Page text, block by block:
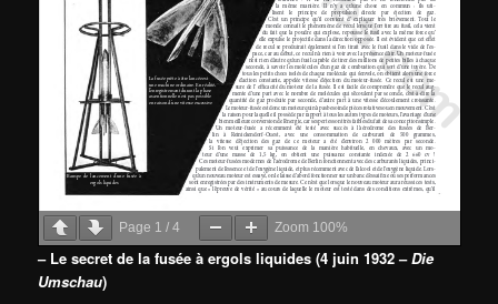
Page 1 /4 Zoom 100%
– Le secret de la fusée à ergols liquides (4 juin 1932 –Die
Umschau)